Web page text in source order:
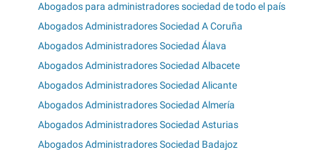
Abogados para administradores sociedad de todo el país
Abogados Administradores Sociedad A Coruña
Abogados Administradores Sociedad Álava
Abogados Administradores Sociedad Albacete
Abogados Administradores Sociedad Alicante
Abogados Administradores Sociedad Almería
Abogados Administradores Sociedad Asturias
Abogados Administradores Sociedad Badajoz